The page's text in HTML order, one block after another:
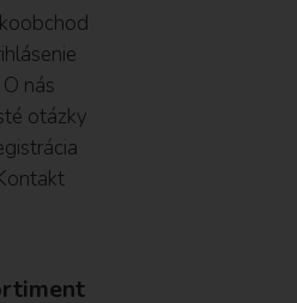
O nás
otázky